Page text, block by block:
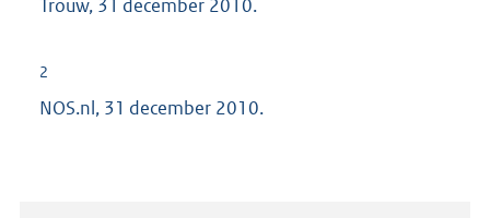
Trouw, 31 december 2010.
2
NOS.nl, 31 december 2010.